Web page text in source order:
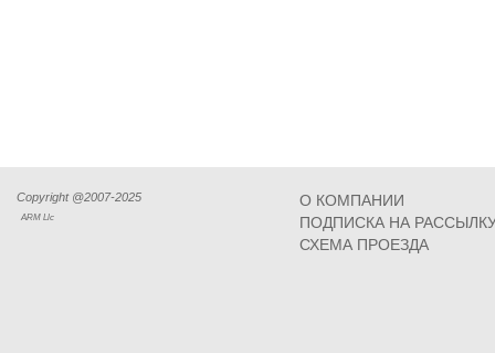
Copyright @2007-2025
ARM Llc
О КОМПАНИИ
ПОДПИСКА НА
СХЕМА ПРОЕЗДА